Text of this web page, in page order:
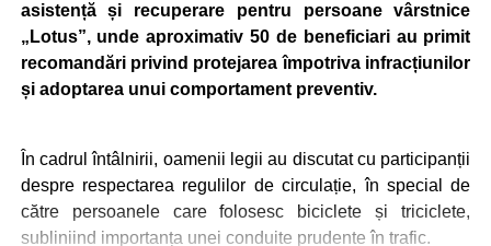
mâna de trei ori. Am fost director de proiect la prima lui
fabrică de autoturisme din Fremont. Nu comentez prea
multe la adresa domniei sale fiindcă a intrat în politcă (
echipa președintelui Donald Trump) și a făcut o mare
O parte dintre realizările dr. ing. Alexandru Jittu
„Am avut în România o mașină de forjat care lucra în
asistență și recuperare pentru persoane vârstnice
„Lotus”, unde aproximativ 50 de beneficiari au primit
recomandări privind protejarea împotriva infracțiunilor
și adoptarea unui comportament preventiv.
În cadrul întâlnirii, oamenii legii au discutat cu participanții
despre respectarea regulilor de circulație, în special de
către persoanele care folosesc biciclete și triciclete,
subliniind importanța unei conduite prudente în trafic.